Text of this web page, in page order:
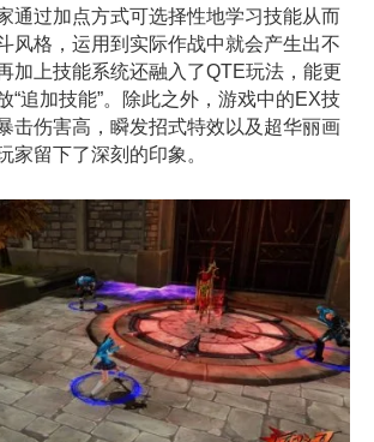
通过加点方式可选择性地学习技能从而
风格，运用到实际作战中就会产生出不
加上技能系统还融入了QTE玩法，能更
“追加技能”。除此之外，游戏中的EX技
击伤害高，瞬发招式特效以及超华丽画
家留下了深刻的印象。